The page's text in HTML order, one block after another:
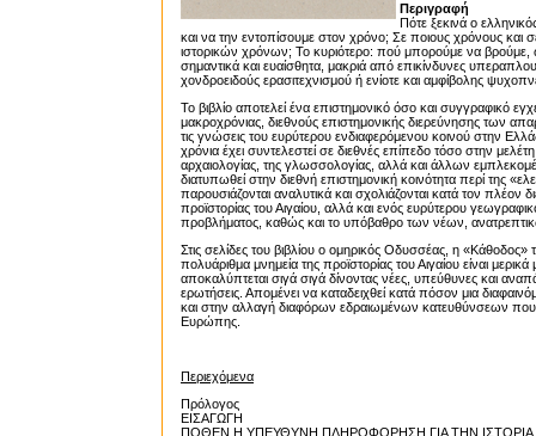
Περιγραφή
Πότε ξεκινά ο
και να την εντοπίσουμε στον χρόνο; Σε ποιους χρόνους και
ιστορικών χρόνων; Το κυριότερο: πού μπορούμε να
σημαντικά και ευαίσθητα, μακριά από επικίνδυνες
χονδροειδούς ερασιτεχνισμού ή ενίοτε και αμφίβολης
Το βιβλίο αποτελεί ένα επιστημονικό όσο και συγγραφικό
μακροχρόνιας, διεθνούς επιστημονικής διερεύνησης των
τις γνώσεις του ευρύτερου ενδιαφερόμενου κοινού στην
χρόνια έχει συντελεστεί σε διεθνές επίπεδο τόσο στην
αρχαιολογίας, της γλωσσολογίας, αλλά και άλλων
διατυπωθεί στην διεθνή επιστημονική κοινότητα περί της
παρουσιάζονται αναλυτικά και σχολιάζονται κατά τον
προϊστορίας του Αιγαίου, αλλά και ενός ευρύτερου
προβλήματος, καθώς και το υπόβαθρο των νέων,
Στις σελίδες του βιβλίου ο ομηρικός Οδυσσέας, η
πολυάριθμα μνημεία της προϊστορίας του Αιγαίου είναι
αποκαλύπτεται σιγά σιγά δίνοντας νέες, υπεύθυνες και
ερωτήσεις. Απομένει να καταδειχθεί κατά πόσον μια
και στην αλλαγή διαφόρων εδραιωμένων κατευθύνσεων
Ευρώπης.
Περιεχόμενα
Πρόλογος
ΕΙΣΑΓΩΓΗ
ΠΟΘΕΝ Η ΥΠΕΥΘΥΝΗ ΠΛΗΡΟΦΟΡΗΣΗ ΓΙΑ ΤΗΝ